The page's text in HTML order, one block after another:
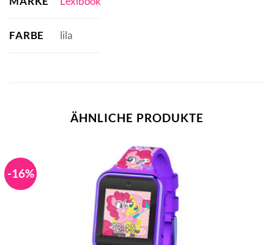
FARBE lila
ÄHNLICHE PRODUKTE
-16%